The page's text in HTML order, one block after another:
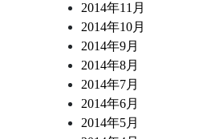
2014年11月
2014年10月
2014年9月
2014年8月
2014年7月
2014年6月
2014年5月